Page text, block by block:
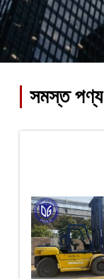
সমস্ত পণ্য